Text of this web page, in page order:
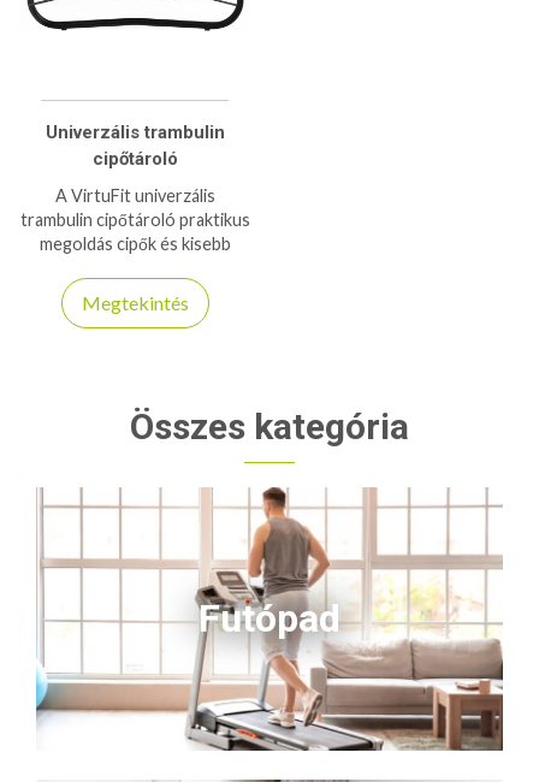
Univerzális trambulin
cipőtároló
A VirtuFit univerzális
trambulin cipőtároló praktikus
megoldás cipők és kisebb
Könnyen rögzíthető,
strapabíró és időjárásálló.
Megtekintés
Összes kategória
Futópad